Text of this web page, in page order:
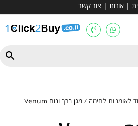
| אודות | צור קשר
לאומניות לחימה
/ מגן ברך ונום Venum